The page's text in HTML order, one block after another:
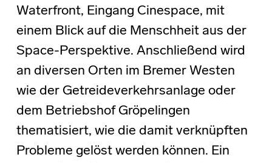
Waterfront, Eingang Cinespace, mit
einem Blick auf die Menschheit aus der
Space-Perspektive. Anschließend wird
an diversen Orten im Bremer Westen
wie der Getreideverkehrsanlage oder
dem Betriebshof Gröpelingen
thematisiert, wie die damit verknüpften
Probleme gelöst werden können. Ein